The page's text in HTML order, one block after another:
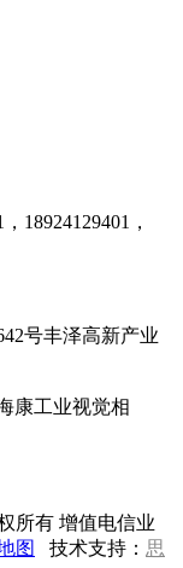
18924129401，
号丰泽高新产业
康工业视觉相
所有 增值电信业
图 技术支持： 思